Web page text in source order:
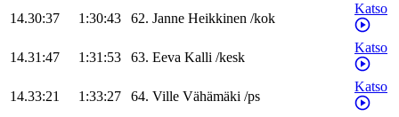
14.30:37 1:30:43 62. Janne Heikkinen /kok
Katso
14.31:47 1:31:53 63. Eeva Kalli /kesk
Katso
14.33:21 1:33:27 64. Ville Vähämäki /ps
Katso